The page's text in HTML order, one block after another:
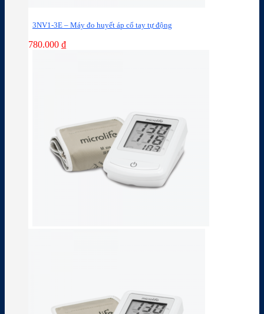
3NV1-3E – Máy đo huyết áp cổ tay tự động
780.000 ₫